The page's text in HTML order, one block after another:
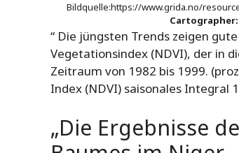
Bildquelle:https://www.grida.no/
Cartographer:
“ Die jüngsten Trends zeigen
Vegetationsindex (NDVI), der in
Zeitraum von 1982 bis 1999.
Index (NDVI) saisonales Integral
„Die Ergebnisse